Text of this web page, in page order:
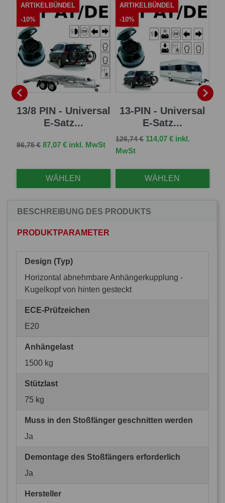

13/8 PIN - Universal
E-Satz...
Verkaufspreis
96,75 € Preis
87,07 € inkl. MwSt
WÄHLEN
ARTIKELBÜNDEL
-10%
13-PIN - Universal
E-Satz...
Verkaufspreis
126,74 € Preis
114,07 € inkl.
MwSt
WÄHLEN
ARTIKELBÜNDEL
-10%

BESCHREIBUNG DES PRODUKTS
PRODUKTPARAMETER
Design (Typ)
Horizontal abnehmbare Anhängerkupplung -
Kugelkopf von hinten gesteckt
ECE-Prüfzeichen
E20
Anhängelast
1500 kg
Stützlast
75 kg
Muss in den Stoßfänger geschnitten werden
Ja
Demontage des Stoßfängers erforderlich
Ja
Hersteller